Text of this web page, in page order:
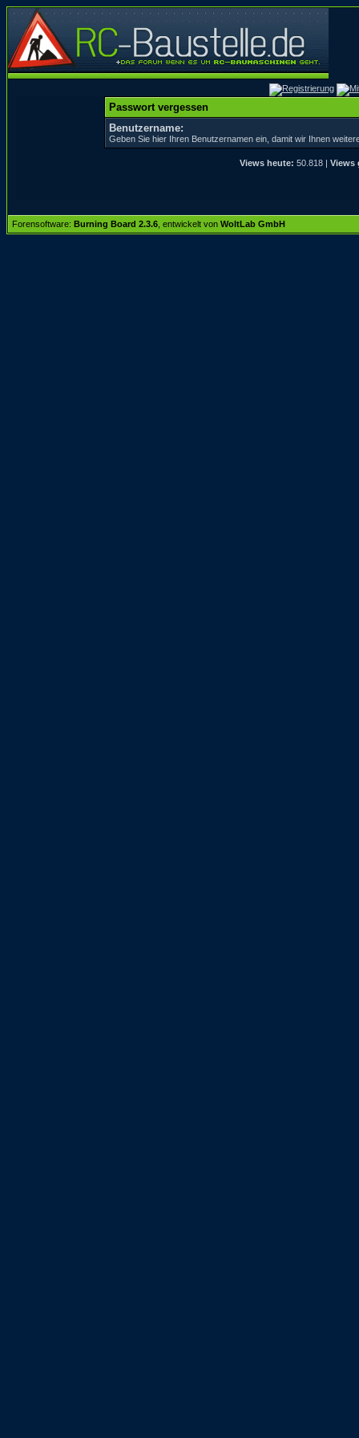
Passwort vergessen
Benutzername:
Geben Sie hier Ihren Benutzernamen ein, damit wir Ihnen
Views heute: 50.818 | Views
Forensoftware: Burning Board 2.3.6 , entwickelt von WoltLab GmbH